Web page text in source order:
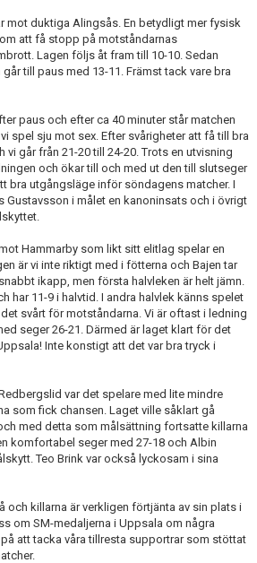
mot duktiga Alingsås. En betydligt mer fysisk
att få stopp på motståndarnas
Lagen följs åt framtill 10-10 . Sedan
till paus med 13-11. Främst tack vare bra
paus och efter ca 40 minuter står matchen
spel sju mot sex. Efter svårigheter att få till bra
vi gårfrån 21-20till 24-20. Trots en utvisning
och ökar till och med ut den till slutseger
bra utgångsläge inför söndagens matcher. I
Gustavsson i målet en kanoninsats och i övrigt
Hammarby som likt sitt elitlag spelar en
är vi inte riktigt med i fötterna och Bajen tar
ikapp, men första halvleken är helt jämn.
har 11-9 i halvtid. I andra halvlek känns spelet
svårt för motståndarna. Vi är oftast i ledning
seger 26-21. Därmed är laget klart för det
Inte konstigt att det var bra tryck i
var det spelare med lite mindre
som fick chansen. Laget ville såklart gå
med detta som målsättning fortsatte killarna
komfortabel seger med 27-18 och Albin
Teo Brink var också lyckosam i sina
och killarna är verkligen förtjänta av sin plats i
om SM-medaljerna i Uppsala om några
att tacka våra tillresta supportrar som stöttat